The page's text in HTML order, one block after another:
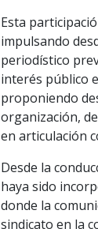
Esta
impulsando
periodístico
interés público
proponiendo
organización,
en articulación
Desde la
haya sido
donde la
sindicato en la